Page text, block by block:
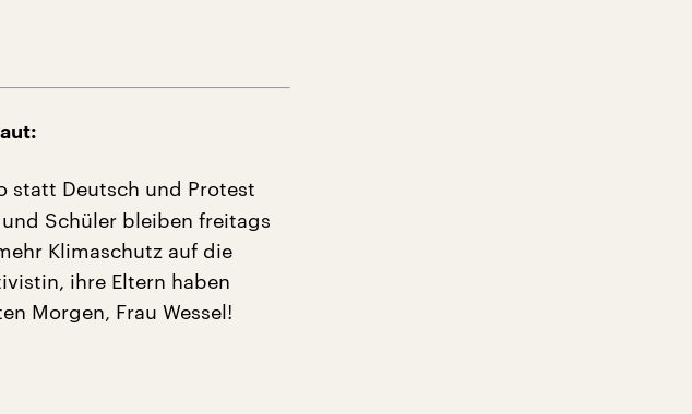
statt Deutsch und Protest
Schüler bleiben freitags
Klimaschutz auf die
ihre Eltern haben
Morgen, Frau Wessel!